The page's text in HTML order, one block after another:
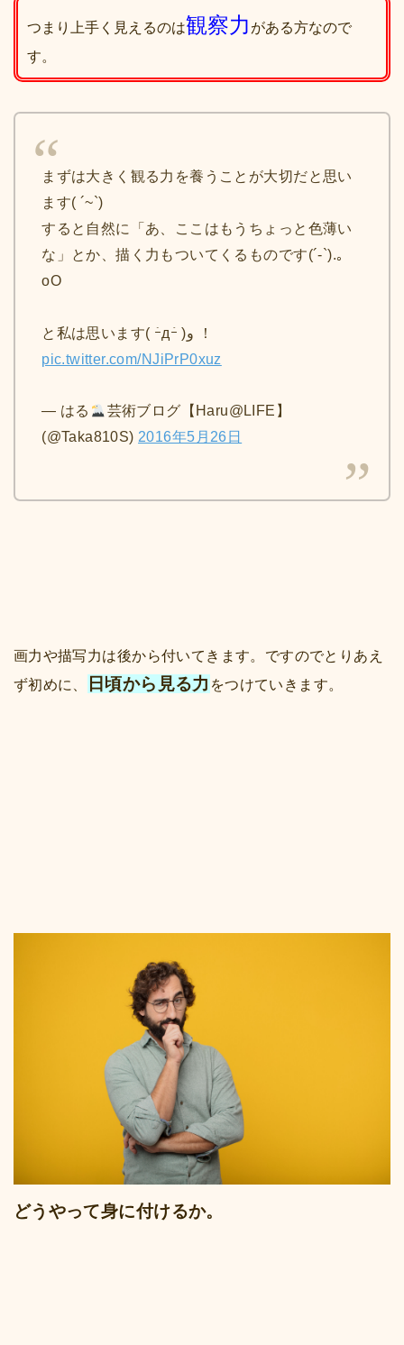
つまり上手く見えるのは観察力 がある方なので
す。
まずは大きく観る力を養うことが大切だと思い
ます( ´~`)
すると自然に「あ、ここはもうちょっと色薄い
な」とか、描く力もついてくるものです(´-`).｡
oO
と私は思います( ｰ̀дｰ́ )و ！
pic.twitter.com/NJiPrP0xuz
— はる
芸術ブログ【Haru@LIFE】
(@Taka810S) 2016年5月26日
画力や描写力は後から付いてきます。ですのでとりあえ
ず初めに、
日頃から見る力 をつけていきます。
どうやって身に付けるか。